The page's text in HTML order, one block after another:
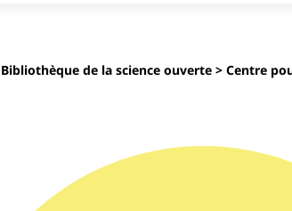
Bibliothèque de la science ouverte> Centre